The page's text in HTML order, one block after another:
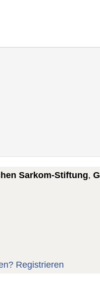
Sarkom-Stiftung,
Registrieren